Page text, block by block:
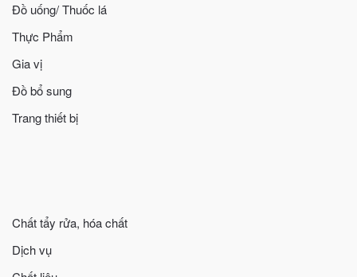
Đồ uống/ Thuốc lá
Thực Phẩm
Gia vị
Đồ bổ sung
Trang thiết bị
Chất tẩy rửa, hóa chất
Dịch vụ